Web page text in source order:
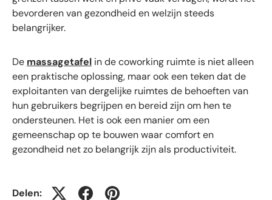
bevorderen van gezondheid en welzijn steeds
belangrijker.
De massagetafel in de coworking ruimte is niet alleen
een praktische oplossing, maar ook een teken dat de
exploitanten van dergelijke ruimtes de behoeften van
hun gebruikers begrijpen en bereid zijn om hen te
ondersteunen. Het is ook een manier om een
gemeenschap op te bouwen waar comfort en
gezondheid net zo belangrijk zijn als productiviteit.
Delen: